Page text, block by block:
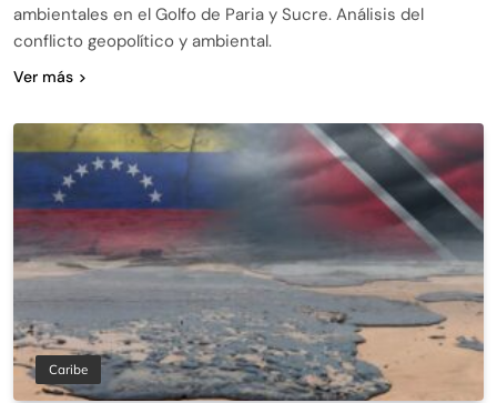
ambientales en el Golfo de Paria y Sucre. Análisis del
conflicto geopolítico y ambiental.
Ver más
Caribe